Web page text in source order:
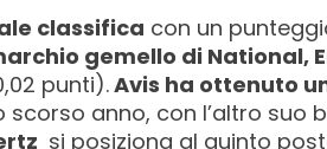
classifica con un
gemello di National,
punti).Avis ha ottenuto
anno, con l’altro suo
si posiziona al quinto